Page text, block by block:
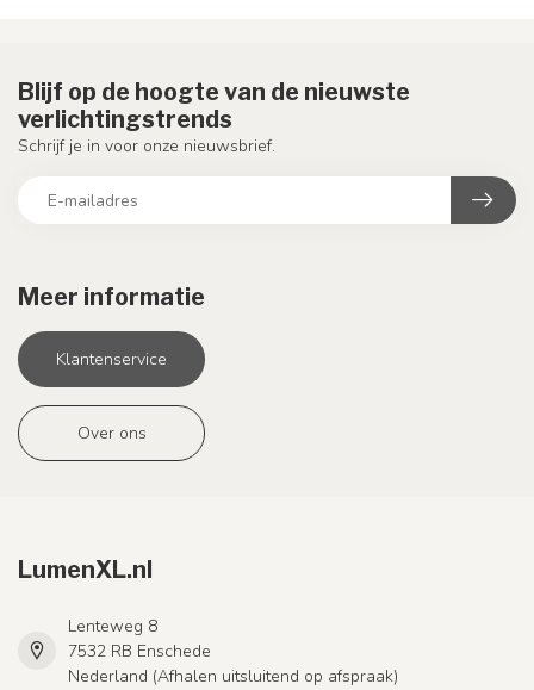
Meer informatie
Klantenservice
Over ons
Blijf op de hoogte van de nieuwste
verlichtingstrends
Schrijf je in voor onze nieuwsbrief.
LumenXL.nl
Lenteweg 8
7532 RB Enschede
Nederland (Afhalen uitsluitend op afspraak)